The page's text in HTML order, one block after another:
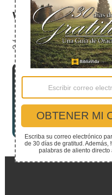
Why God Often
Judges 4:21 records one of
courageously acted at a